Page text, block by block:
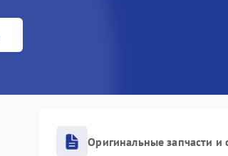
Оригинальные запчасти